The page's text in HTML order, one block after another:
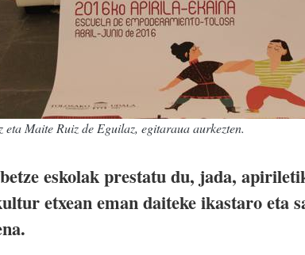
eta Maite Ruiz de Eguilaz, egitaraua aurkezten.
eskolak prestatu du, jada,
etxean eman daiteke ikastaro eta